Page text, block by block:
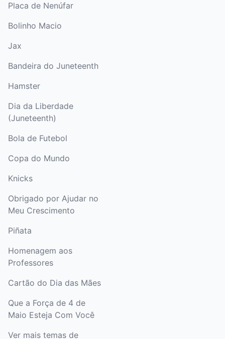
Placa de Nenúfar
Bolinho Macio
Jax
Bandeira do Juneteenth
Hamster
Dia da Liberdade
(Juneteenth)
Bola de Futebol
Copa do Mundo
Knicks
Obrigado por Ajudar no
Meu Crescimento
Piñata
Homenagem aos
Professores
Cartão do Dia das Mães
Que a Força de 4 de
Maio Esteja Com Você
Ver mais temas de